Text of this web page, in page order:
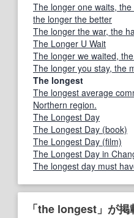
The longer one waits,
the longer the better
The longer the war, the
The Longer U Wait
The longer we waited,
The longer you stay, the
The longest
The longest average
Northern region.
The Longest Day
The Longest Day (book)
The Longest Day (film)
The Longest Day in
The longest day must
「the longest」が